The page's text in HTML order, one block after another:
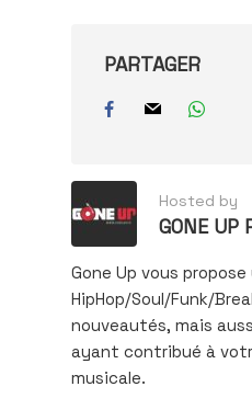
PARTAGER
Hosted by
GONE UP
Gone Up vous
HipHop/Soul/Funk/
nouveautés, mais
ayant contribué à
musicale.